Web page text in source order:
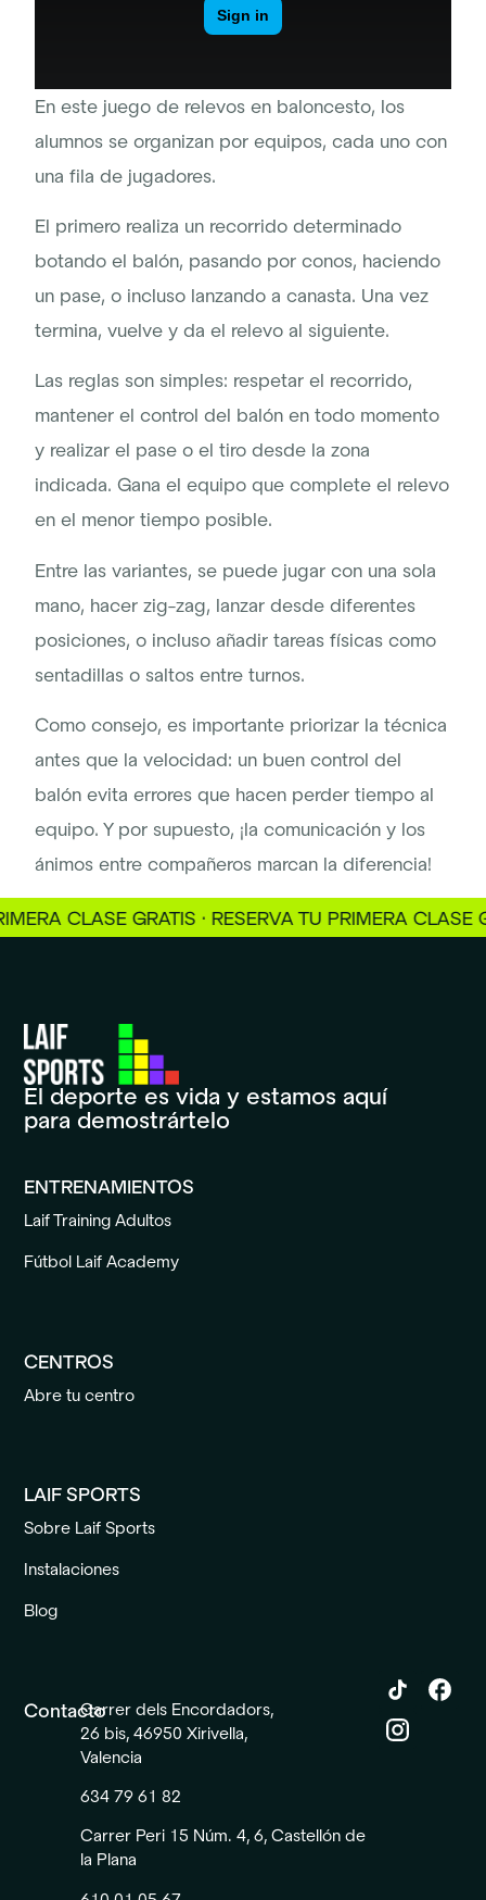
En este juego de relevos en baloncesto, los
alumnos se organizan por equipos, cada uno con
una fila de jugadores.
El primero realiza un recorrido determinado
botando el balón, pasando por conos, haciendo
un pase, o incluso lanzando a canasta. Una vez
termina, vuelve y da el relevo al siguiente.
Las reglas son simples: respetar el recorrido,
mantener el control del balón en todo momento
y realizar el pase o el tiro desde la zona
indicada. Gana el equipo que complete el relevo
en el menor tiempo posible.
Entre las variantes, se puede jugar con una sola
mano, hacer zig-zag, lanzar desde diferentes
posiciones, o incluso añadir tareas físicas como
sentadillas o saltos entre turnos.
Como consejo, es importante priorizar la técnica
antes que la velocidad: un buen control del
balón evita errores que hacen perder tiempo al
equipo. Y por supuesto, ¡la comunicación y los
ánimos entre compañeros marcan la diferencia!
CLASE GRATIS · RESERVA TU PRIMERA CLASE
El deporte es vida y estamos aquí
para demostrártelo
ENTRENAMIENTOS
Laif Training Adultos
Fútbol Laif Academy
CENTROS
Abre tu centro
LAIF SPORTS
Sobre Laif Sports
Instalaciones
Blog
ContactoCarrer dels Encordadors,
26 bis, 46950 Xirivella,
Valencia
634 79 61 82
Carrer Peri 15 Núm. 4, 6, Castellón de
la Plana